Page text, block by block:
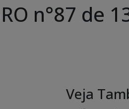
n°87 de
Veja